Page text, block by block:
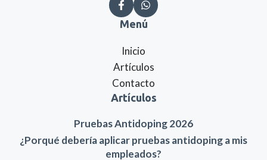
Menú
Inicio
Artículos
Contacto
Artículos
Pruebas Antidoping 2026
¿Porqué debería aplicar pruebas antidoping a mis
empleados?